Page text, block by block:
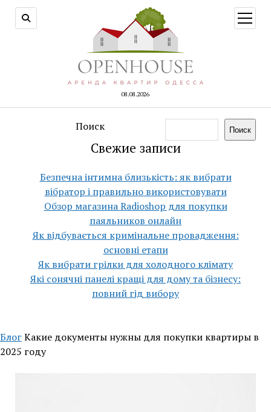
08.08.2026
меню
Поиск Поиск
Свежие записи
Безпечна інтимна близькість: як вибрати
вібратор і правильно використовувати
Обзор магазина Radioshop для покупки
паяльников онлайн
Як відбувається кримінальне провадження:
основні етапи
Як вибрати грілки для холодного клімату
Які сонячні панелі кращі для дому та бізнесу:
повний гід вибору
Блог Какие документы нужны для покупки квартиры в
2025 году